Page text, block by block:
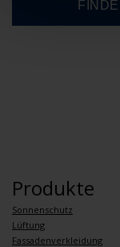
Produkte
Sonnenschutz
Lüftung
Fassadenverkleidung